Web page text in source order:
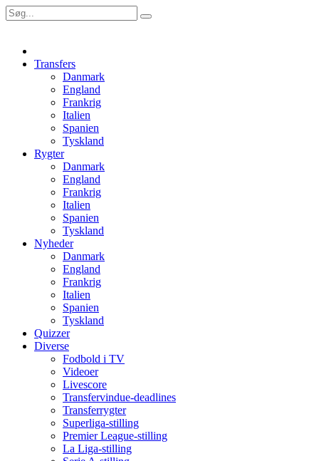
Transfers
Danmark
England
Frankrig
Italien
Spanien
Tyskland
Rygter
Danmark
England
Frankrig
Italien
Spanien
Tyskland
Nyheder
Danmark
England
Frankrig
Italien
Spanien
Tyskland
Quizzer
Diverse
Fodbold i TV
Videoer
Livescore
Transfervindue-deadlines
Transferrygter
Superliga-stilling
Premier League-stilling
La Liga-stilling